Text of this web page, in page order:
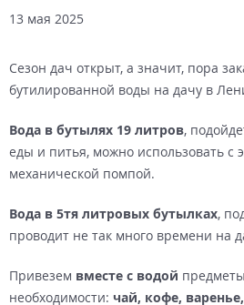
13 мая 2025
Сезон дач открыт, а значит, пора
бутилированной воды на дачу в
Вода в бутылях 19 литров,
еды и питья, можно использовать с
механической помпой.
Вода в 5тя литровых бутылках,
проводит не так много времени на
Привезем вместе с водой
необходимости: чай, кофе,